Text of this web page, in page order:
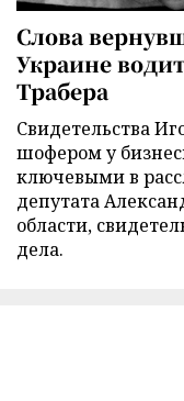
Слова
Украине
Трабера
Свидетельства
шофером у
ключевыми в
депутата
области,
дела.